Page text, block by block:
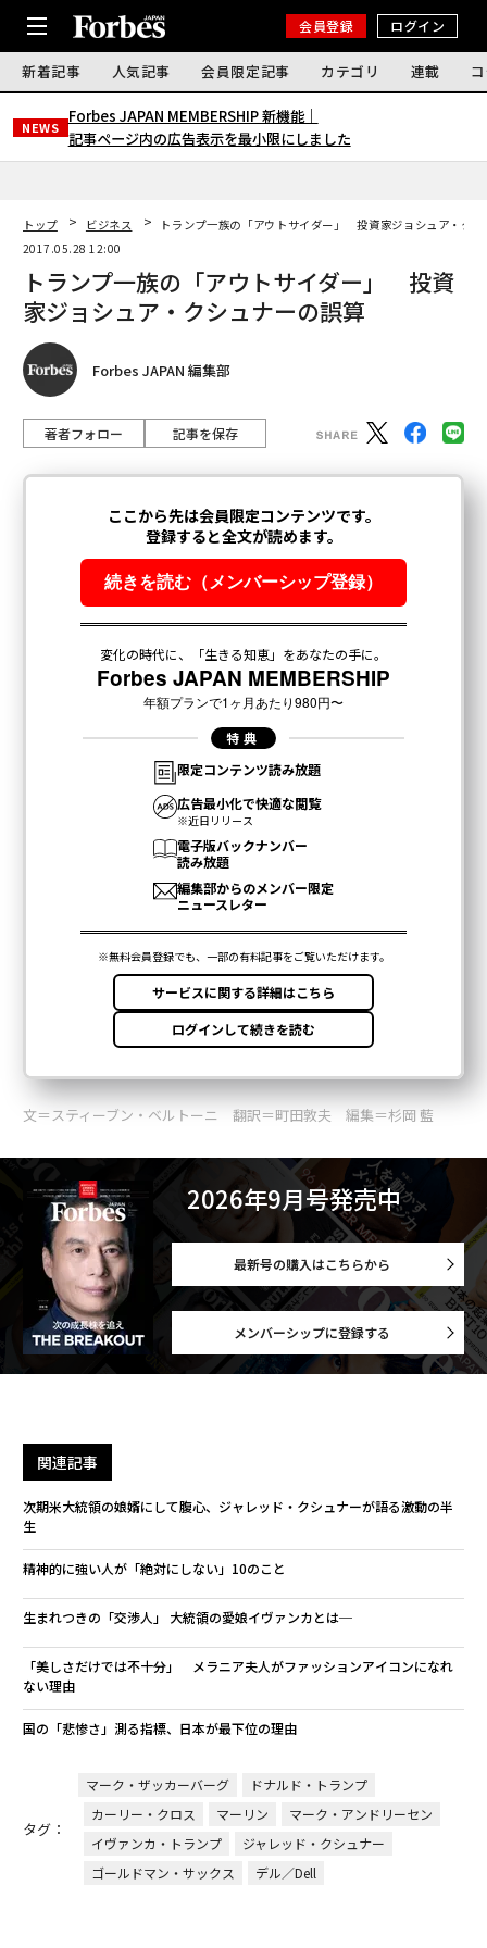
会員登録 ログイン
新着記事 人気記事 会員限定記事 カテゴリ 連載
NEWS
Forbes JAPAN MEMBERSHIP 新機能｜
記事ページ内の広告表示を最小限にしました
トップ ビジネス
トランプ一族の「アウトサイダー」 投資家ジョシュア・ク
2017.05.28 12:00
トランプ一族の「アウトサイダー」 投資
家ジョシュア・クシュナーの誤算
Forbes JAPAN 編集部
著者フォロー 記事を保存
文＝スティーブン・ベルトーニ 翻訳＝町田敦夫 編集＝杉岡 藍
2026年9月号発売中
最新号の購入はこちらから
メンバーシップに登録する
関連記事
次期米大統領の娘婿にして腹心、ジャレッド・クシュナーが語る激動の半
生
精神的に強い人が「絶対にしない」10のこと
生まれつきの「交渉人」 大統領の愛娘イヴァンカとは─
「美しさだけでは不十分」 メラニア夫人がファッションアイコンになれ
ない理由
国の「悲惨さ」測る指標、日本が最下位の理由
タグ：
マーク・ザッカーバーグ
ドナルド・トランプ
カーリー・クロス
マーリン
マーク・アンドリーセン
イヴァンカ・トランプ
ジャレッド・クシュナー
ゴールドマン・サックス
デル／Dell